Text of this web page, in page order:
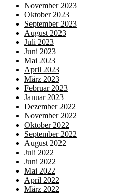
November 2023
Oktober 2023
September 2023
August 2023
Juli 2023
Juni 2023
Mai 2023
April 2023
März 2023
Februar 2023
Januar 2023
Dezember 2022
November 2022
Oktober 2022
September 2022
August 2022
Juli 2022
Juni 2022
Mai 2022
April 2022
März 2022